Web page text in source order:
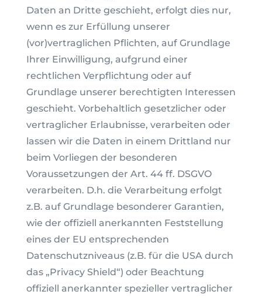
Daten an Dritte geschieht, erfolgt dies nur,
wenn es zur Erfüllung unserer
(vor)vertraglichen Pflichten, auf Grundlage
Ihrer Einwilligung, aufgrund einer
rechtlichen Verpflichtung oder auf
Grundlage unserer berechtigten Interessen
geschieht. Vorbehaltlich gesetzlicher oder
vertraglicher Erlaubnisse, verarbeiten oder
lassen wir die Daten in einem Drittland nur
beim Vorliegen der besonderen
Voraussetzungen der Art. 44 ff. DSGVO
verarbeiten. D.h. die Verarbeitung erfolgt
z.B. auf Grundlage besonderer Garantien,
wie der offiziell anerkannten Feststellung
eines der EU entsprechenden
Datenschutzniveaus (z.B. für die USA durch
das „Privacy Shield“) oder Beachtung
offiziell anerkannter spezieller vertraglicher